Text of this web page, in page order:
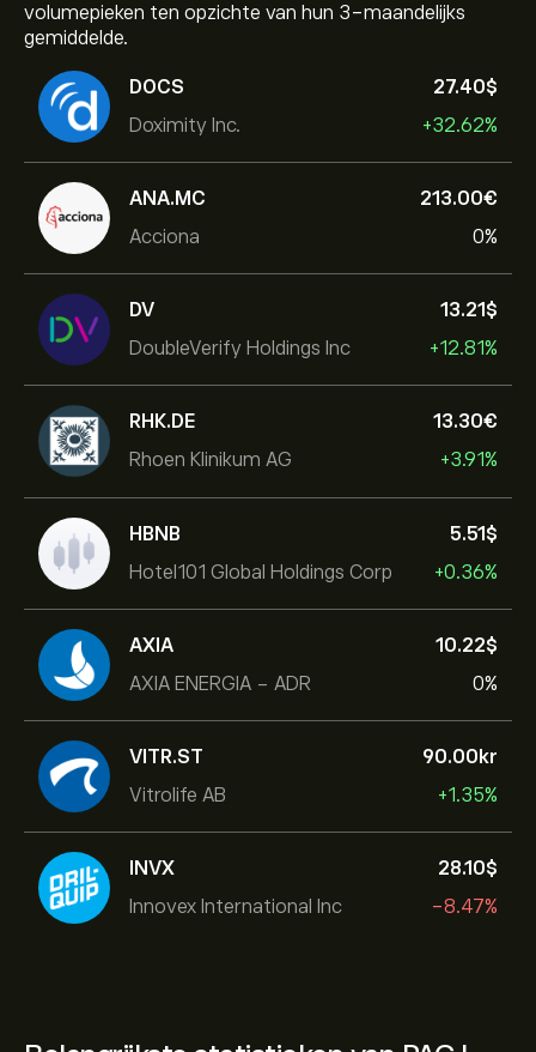
volumepieken ten opzichte van hun 3-maandelijks
gemiddelde.
DOCS
Doximity Inc.
27.40‎$‎
+32.62%
ANA.MC
Acciona
213.00‎€‎
0%
DV
DoubleVerify Holdings Inc
13.21‎$‎
+12.81%
RHK.DE
Rhoen Klinikum AG
13.30‎€‎
+3.91%
HBNB
Hotel101 Global Holdings Corp
5.51‎$‎
+0.36%
AXIA
AXIA ENERGIA - ADR
10.22‎$‎
0%
VITR.ST
Vitrolife AB
90.00‎kr‎
+1.35%
INVX
Innovex International Inc
28.10‎$‎
-8.47%